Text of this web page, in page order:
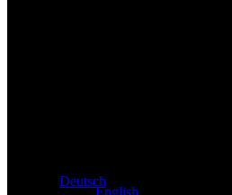
Deutsch
English